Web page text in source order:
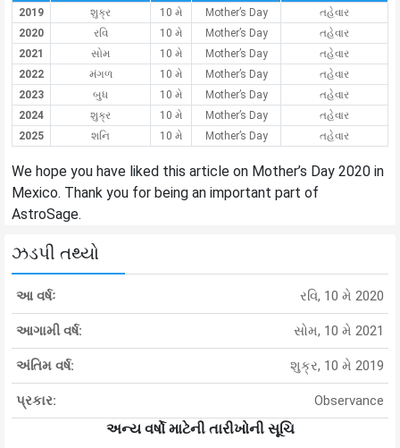
2019
શુક્ર 10 મે Mother’s Day
તહેવાર
2020
રવિ 10 મે Mother’s Day
તહેવાર
2021
સોમ 10 મે Mother’s Day
તહેવાર
2022
મંગળ 10 મે Mother’s Day
તહેવાર
2023
બુધ 10 મે Mother’s Day
તહેવાર
2024
શુક્ર 10 મે Mother’s Day
તહેવાર
2025
શનિ 10 મે Mother’s Day તહેવાર
We hope you have liked this article on Mother’s Day 2020 in
Mexico. Thank you for being an important part of
AstroSage.
ઝડપી તથ્યો
આ વર્ષઃ રવિ, 10 મે 2020
આગામી વર્ષ: સોમ, 10 મે 2021
અંતિમ વર્ષ: શુક્ર, 10 મે 2019
પ્રકાર: Observance
અન્ય વર્ષો માટેની તારીખોની સૂચિ